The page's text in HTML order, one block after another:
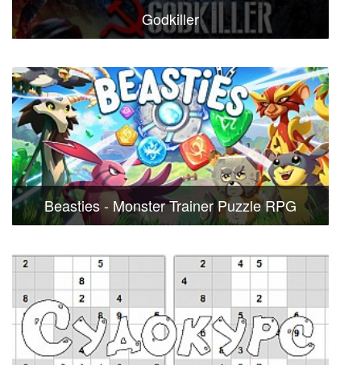
Godkiller
Beasties - Monster Trainer Puzzle RPG